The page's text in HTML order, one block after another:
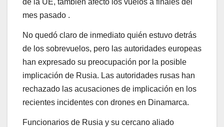
de la UE, también afectó los vuelos a finales del
mes pasado .
No quedó claro de inmediato quién estuvo detrás
de los sobrevuelos, pero las autoridades europeas
han expresado su preocupación por la posible
implicación de Rusia. Las autoridades rusas han
rechazado las acusaciones de implicación en los
recientes incidentes con drones en Dinamarca.
Funcionarios de Rusia y su cercano aliado